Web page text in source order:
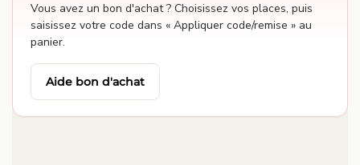
Vous avez un bon d'achat ? Choisissez vos places, puis
saisissez votre code dans « Appliquer code/remise » au
panier.
Aide bon d'achat